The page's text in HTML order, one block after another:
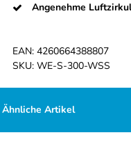
Angenehme
EAN: 4260664388807
SKU: WE-S-300-WSS
Ähnliche Artikel